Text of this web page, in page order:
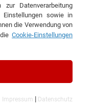
Online-
ist
Datenverarbeitung
sowie in
die Verwendung von
Cookie-Einstellungen
Impressum | Datenschutz